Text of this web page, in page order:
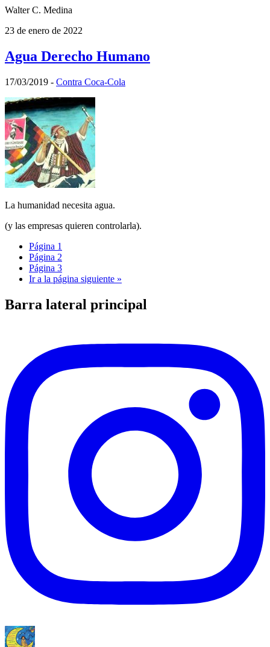
Walter C. Medina
23 de enero de 2022
Agua Derecho Humano
17/03/2019 - Contra Coca-Cola
La humanidad necesita agua.
(y las empresas quieren controlarla).
Página 1
Página 2
Página 3
Ir a la página siguiente »
Barra lateral principal